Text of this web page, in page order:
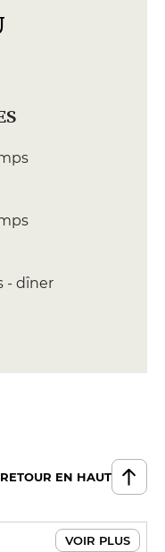
- dîner
RETOUR EN HAUT
VOIR PLUS